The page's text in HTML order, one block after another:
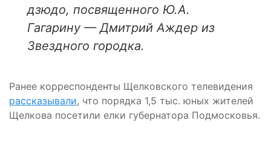
дзюдо, посвященного Ю.А.
Гагарину — Дмитрий Аждер из
Звездного городка.
Ранее корреспонденты Щелковского телевидения
рассказывали, что порядка 1,5 тыс. юных жителей
Щелкова посетили елки губернатора Подмосковья.